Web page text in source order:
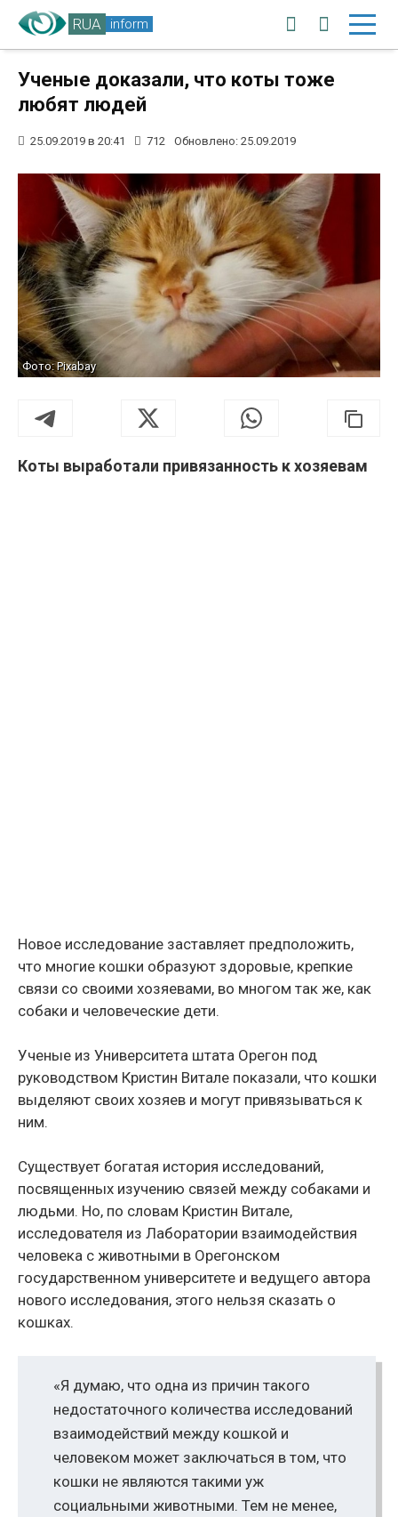
RUA inform
Ученые доказали, что коты тоже
любят людей
25.09.2019 в 20:41 712 Обновлено: 25.09.2019
Фото: Pixabay
Коты выработали привязанность к хозяевам
Новое исследование заставляет предположить,
что многие кошки образуют здоровые, крепкие
связи со своими хозяевами, во многом так же, как
собаки и человеческие дети.
Ученые из Университета штата Орегон под
руководством Кристин Витале показали, что кошки
выделяют своих хозяев и могут привязываться к
ним.
Существует богатая история исследований,
посвященных изучению связей между собаками и
людьми. Но, по словам Кристин Витале,
исследователя из Лаборатории взаимодействия
человека с животными в Орегонском
государственном университете и ведущего автора
нового исследования, этого нельзя сказать о
кошках.
«Я думаю, что одна из причин такого
недостаточного количества исследований
взаимодействий между кошкой и
человеком может заключаться в том, что
кошки не являются такими уж
социальными животными. Тем не менее,